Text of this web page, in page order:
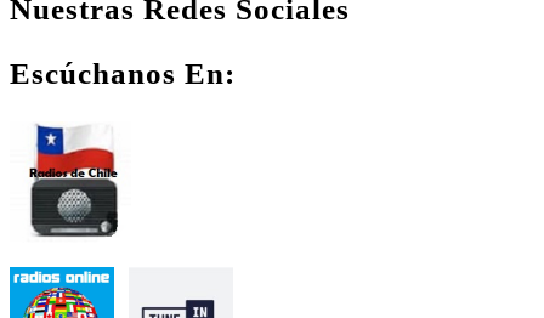
Nuestras Redes Sociales
Facebook
Instagram
Youtube
Escúchanos En: